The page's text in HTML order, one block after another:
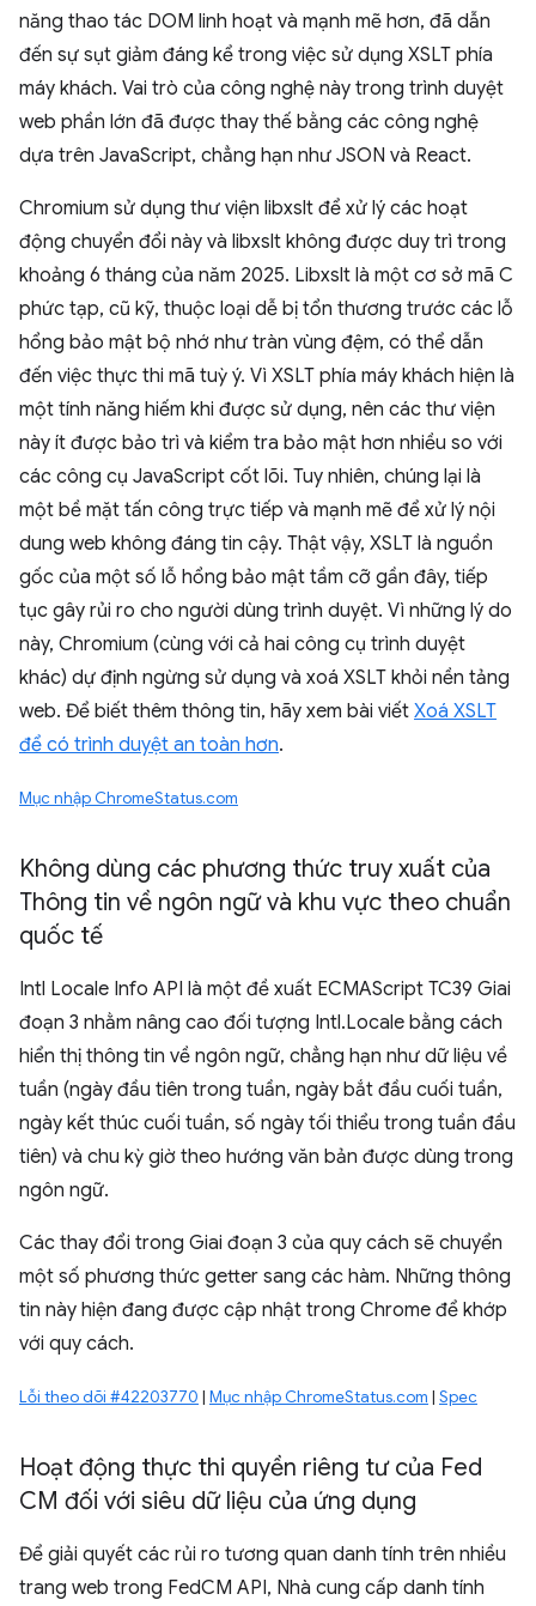
năng thao tác DOM linh hoạt và mạnh mẽ hơn, đã dẫn
đến sự sụt giảm đáng kể trong việc sử dụng XSLT phía
máy khách. Vai trò của công nghệ này trong trình duyệt
web phần lớn đã được thay thế bằng các công nghệ
dựa trên JavaScript, chẳng hạn như JSON và React.
Chromium sử dụng thư viện libxslt để xử lý các hoạt
động chuyển đổi này và libxslt không được duy trì trong
khoảng 6 tháng của năm 2025. Libxslt là một cơ sở mã C
phức tạp, cũ kỹ, thuộc loại dễ bị tổn thương trước các lỗ
hổng bảo mật bộ nhớ như tràn vùng đệm, có thể dẫn
đến việc thực thi mã tuỳ ý. Vì XSLT phía máy khách hiện là
một tính năng hiếm khi được sử dụng, nên các thư viện
này ít được bảo trì và kiểm tra bảo mật hơn nhiều so với
các công cụ JavaScript cốt lõi. Tuy nhiên, chúng lại là
một bề mặt tấn công trực tiếp và mạnh mẽ để xử lý nội
dung web không đáng tin cậy. Thật vậy, XSLT là nguồn
gốc của một số lỗ hổng bảo mật tầm cỡ gần đây, tiếp
tục gây rủi ro cho người dùng trình duyệt. Vì những lý do
này, Chromium (cùng với cả hai công cụ trình duyệt
khác) dự định ngừng sử dụng và xoá XSLT khỏi nền tảng
web. Để biết thêm thông tin, hãy xem bài viết Xoá XSLT
để có trình duyệt an toàn hơn.
Mục nhập ChromeStatus.com
Không dùng các phương thức truy xuất của
Thông tin về ngôn ngữ và khu vực theo chuẩn
quốc tế
Intl Locale Info API là một đề xuất ECMAScript TC39 Giai
đoạn 3 nhằm nâng cao đối tượng Intl.Locale bằng cách
hiển thị thông tin về ngôn ngữ, chẳng hạn như dữ liệu về
tuần (ngày đầu tiên trong tuần, ngày bắt đầu cuối tuần,
ngày kết thúc cuối tuần, số ngày tối thiểu trong tuần đầu
tiên) và chu kỳ giờ theo hướng văn bản được dùng trong
ngôn ngữ.
Các thay đổi trong Giai đoạn 3 của quy cách sẽ chuyển
một số phương thức getter sang các hàm. Những thông
tin này hiện đang được cập nhật trong Chrome để khớp
với quy cách.
Lỗi theo dõi #42203770 | Mục nhập ChromeStatus.com | Spec
Hoạt động thực thi quyền riêng tư của Fed
CM đối với siêu dữ liệu của ứng dụng
Để giải quyết các rủi ro tương quan danh tính trên nhiều
trang web trong FedCM API, Nhà cung cấp danh tính